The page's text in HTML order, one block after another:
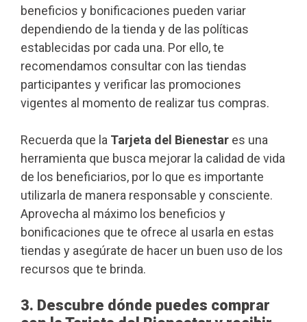
beneficios y bonificaciones pueden variar
dependiendo de la tienda y de las políticas
establecidas por cada una. Por ello, te
recomendamos consultar con las tiendas
participantes y verificar las promociones
vigentes al momento de realizar tus compras.
Recuerda que la Tarjeta del Bienestar es una
herramienta que busca mejorar la calidad de vida
de los beneficiarios, por lo que es importante
utilizarla de manera responsable y consciente.
Aprovecha al máximo los beneficios y
bonificaciones que te ofrece al usarla en estas
tiendas y asegúrate de hacer un buen uso de los
recursos que te brinda.
3. Descubre dónde puedes comprar